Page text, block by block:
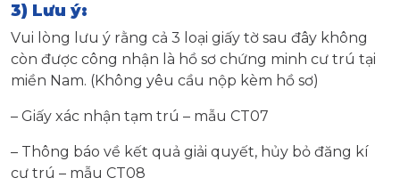
3) Lưu ý:
Vui lòng lưu ý rằng cả 3 loại giấy tờ sau đây không
còn được công nhận là hồ sơ chứng minh cư trú tại
miền Nam. (Không yêu cầu nộp kèm hồ sơ)
– Giấy xác nhận tạm trú – mẫu CT07
– Thông báo về kết quả giải quyết, hủy bỏ đăng kí
cư trú – mẫu CT08